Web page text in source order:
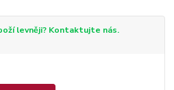
levněji? Kontaktujte nás.